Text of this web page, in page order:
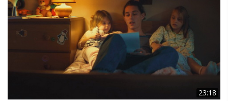
23:18